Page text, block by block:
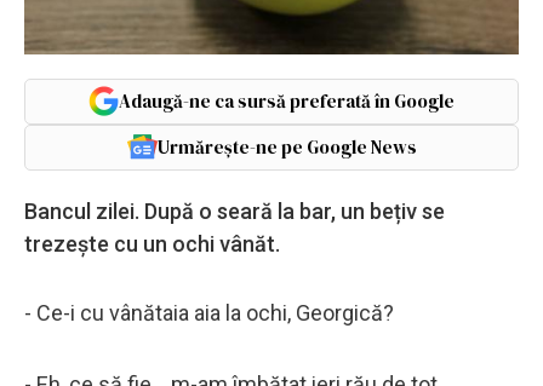
Adaugă-ne ca sursă preferată în Google
Urmărește-ne pe Google News
Bancul zilei. După o seară la bar, un bețiv se
trezește cu un ochi vânăt.
- Ce-i cu vânătaia aia la ochi, Georgică?